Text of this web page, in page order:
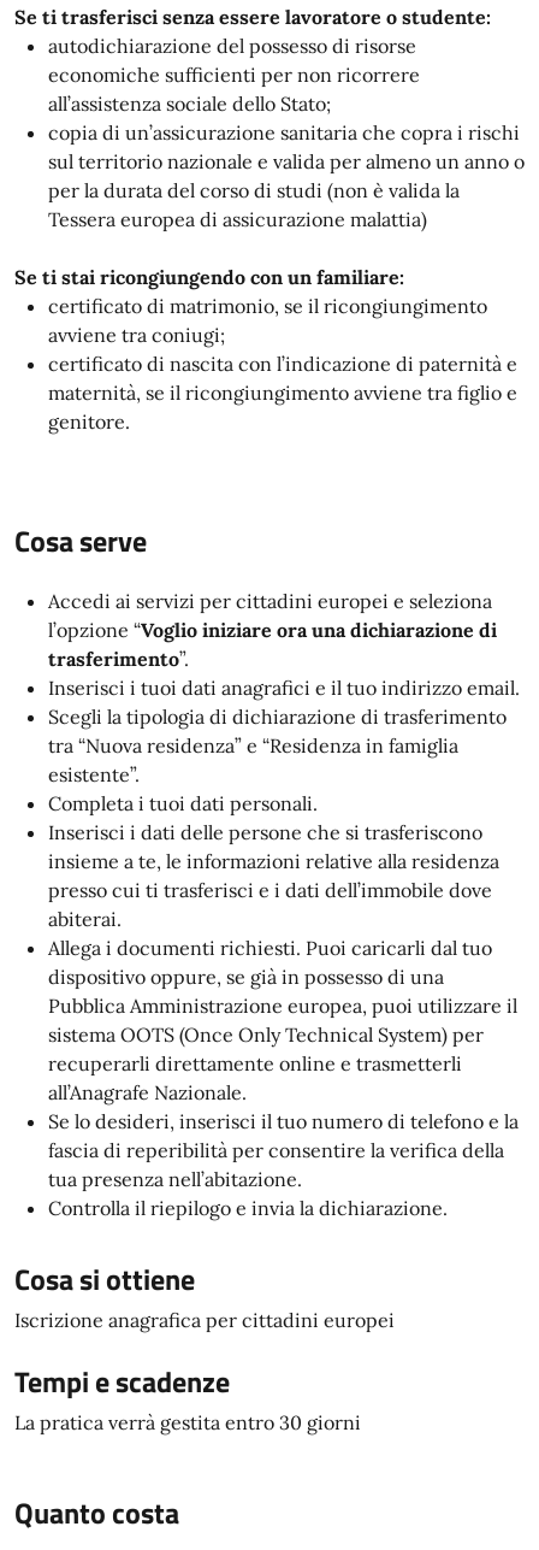
Se ti trasferisci senza essere lavoratore o studente:
autodichiarazione del possesso di risorse
economiche sufficienti per non ricorrere
all’assistenza sociale dello Stato;
copia di un’assicurazione sanitaria che copra i rischi
sul territorio nazionale e valida per almeno un anno o
per la durata del corso di studi (non è valida la
Tessera europea di assicurazione malattia)
Se ti stai ricongiungendo con un familiare:
certificato di matrimonio, se il ricongiungimento
avviene tra coniugi;
certificato di nascita con l’indicazione di paternità e
maternità, se il ricongiungimento avviene tra figlio e
genitore.
Cosa serve
Accedi ai servizi per cittadini europei e seleziona
l’opzione “Voglio iniziare ora una dichiarazione di
trasferimento”.
Inserisci i tuoi dati anagrafici e il tuo indirizzo email.
Scegli la tipologia di dichiarazione di trasferimento
tra “Nuova residenza” e “Residenza in famiglia
esistente”.
Completa i tuoi dati personali.
Inserisci i dati delle persone che si trasferiscono
insieme a te, le informazioni relative alla residenza
presso cui ti trasferisci e i dati dell’immobile dove
abiterai.
Allega i documenti richiesti. Puoi caricarli dal tuo
dispositivo oppure, se già in possesso di una
Pubblica Amministrazione europea, puoi utilizzare il
sistema OOTS (Once Only Technical System) per
recuperarli direttamente online e trasmetterli
all’Anagrafe Nazionale.
Se lo desideri, inserisci il tuo numero di telefono e la
fascia di reperibilità per consentire la verifica della
tua presenza nell’abitazione.
Controlla il riepilogo e invia la dichiarazione.
Cosa si ottiene
Iscrizione anagrafica per cittadini europei
Tempi e scadenze
La pratica verrà gestita entro 30 giorni
Quanto costa